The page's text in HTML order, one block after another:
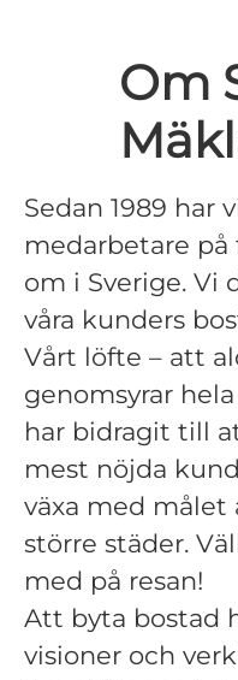
Om
Sedan 1989 har
medarbetare
om i Sverige. Vi
våra kunders
Vårt löfte – att
genomsyrar
har bidragit till
mest nöjda
växa med målet
större städer.
med på resan!
Att byta bostad
visioner och